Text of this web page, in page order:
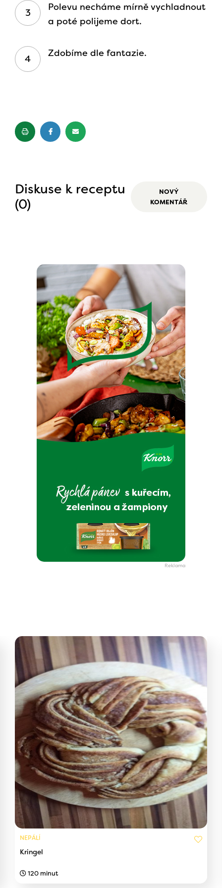
Polevu necháme mírně vychladnout
a poté polijeme dort.
Zdobíme dle fantazie.
Diskuse k receptu
(0)
NOVÝ
KOMENTÁŘ
NEPÁLÍ
Kringel
120 minut